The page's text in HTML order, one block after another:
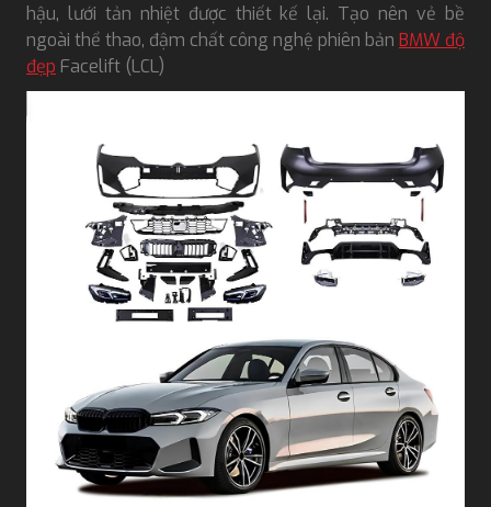
hậu, lưới tản nhiệt được thiết kế lại. Tạo nên vẻ bề
ngoài thể thao, đậm chất công nghệ phiên bản BMW độ
đẹp Facelift (LCL)